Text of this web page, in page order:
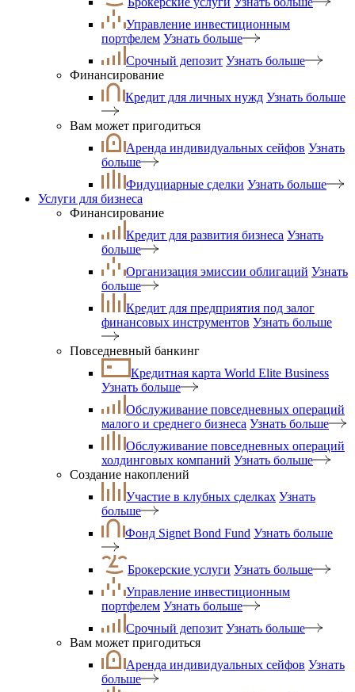
Управление инвестиционным
портфелем Узнать больше
Срочный депозит Узнать больше
Финансирование
Кредит для личных нужд Узнать больше
Вам может пригодиться
Аренда индивидуальных сейфов Узнать
больше
Фидуциарные сделки Узнать больше
Услуги для бизнеса
Финансирование
Кредит для развития бизнеса Узнать
больше
Организация эмиссии облигаций Узнать
больше
Кредит для предприятия под залог
финансовых инструментов Узнать больше
Повседневный банкинг
Кредитная карта World Elite Business
Узнать больше
Обслуживание повседневных операций
малого и среднего бизнеса Узнать больше
Обслуживание повседневных операций
холдинговых компаний Узнать больше
Создание накоплений
Участие в клубных сделках Узнать
больше
Фонд Signet Bond Fund Узнать больше
Брокерские услуги Узнать больше
Управление инвестиционным
портфелем Узнать больше
Срочный депозит Узнать больше
Вам может пригодиться
Аренда индивидуальных сейфов Узнать
больше